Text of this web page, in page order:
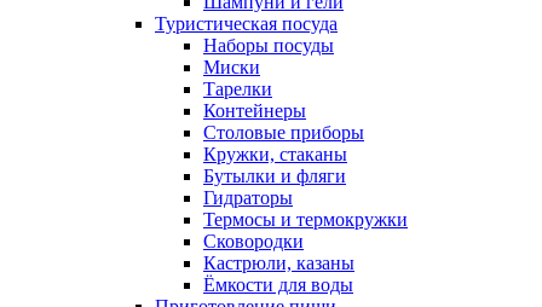
Туристическая посуда
Наборы посуды
Миски
Тарелки
Контейнеры
Столовые приборы
Кружки, стаканы
Бутылки и фляги
Гидраторы
Термосы и термокружки
Сковородки
Кастрюли, казаны
Ёмкости для воды